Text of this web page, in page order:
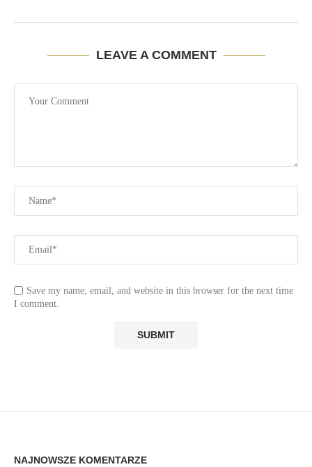
LEAVE A COMMENT
Save my name, email, and website in this browser for the next time
I comment.
NAJNOWSZE KOMENTARZE